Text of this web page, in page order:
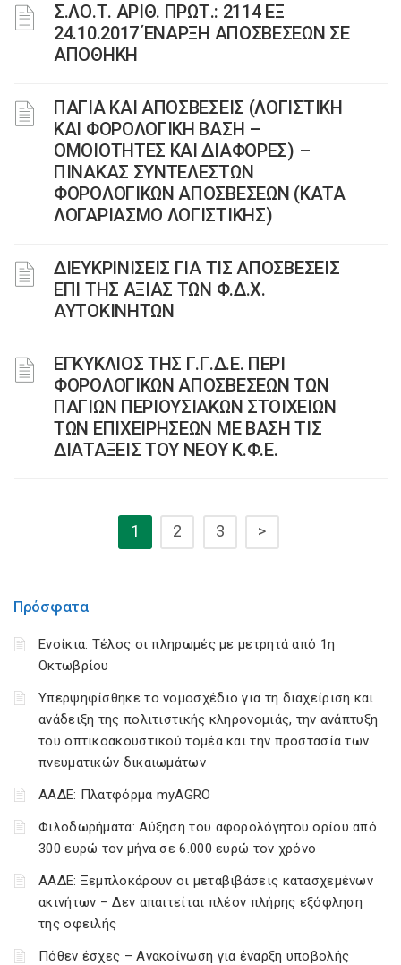
Σ.ΛΟ.Τ. ΑΡΙΘ. ΠΡΩΤ.: 2114 ΕΞ
24.10.2017 ΈΝΑΡΞΗ ΑΠΟΣΒΕΣΕΩΝ ΣΕ
ΑΠΟΘΗΚΗ
ΠΑΓΙΑ ΚΑΙ ΑΠΟΣΒΕΣΕΙΣ (ΛΟΓΙΣΤΙΚΗ
ΚΑΙ ΦΟΡΟΛΟΓΙΚΗ ΒΑΣΗ –
ΟΜΟΙΟΤΗΤΕΣ ΚΑΙ ΔΙΑΦΟΡΕΣ) –
ΠΙΝΑΚΑΣ ΣΥΝΤΕΛΕΣΤΩΝ
ΦΟΡΟΛΟΓΙΚΩΝ ΑΠΟΣΒΕΣΕΩΝ (ΚΑΤΑ
ΛΟΓΑΡΙΑΣΜΟ ΛΟΓΙΣΤΙΚΗΣ)
ΔΙΕΥΚΡΙΝΙΣΕΙΣ ΓΙΑ ΤΙΣ ΑΠΟΣΒΕΣΕΙΣ
ΕΠΙ ΤΗΣ ΑΞΙΑΣ ΤΩΝ Φ.Δ.Χ.
ΑΥΤΟΚΙΝΗΤΩΝ
ΕΓΚΥΚΛΙΟΣ ΤΗΣ Γ.Γ.Δ.Ε. ΠΕΡΙ
ΦΟΡΟΛΟΓΙΚΩΝ ΑΠΟΣΒΕΣΕΩΝ ΤΩΝ
ΠΑΓΙΩΝ ΠΕΡΙΟΥΣΙΑΚΩΝ ΣΤΟΙΧΕΙΩΝ
ΤΩΝ ΕΠΙΧΕΙΡΗΣΕΩΝ ΜΕ ΒΑΣΗ ΤΙΣ
ΔΙΑΤΑΞΕΙΣ ΤΟΥ ΝΕΟΥ Κ.Φ.Ε.
1 2 3 >
Πρόσφατα
Ενοίκια: Τέλος οι πληρωμές με μετρητά από 1η
Οκτωβρίου
Υπερψηφίσθηκε το νομοσχέδιο για τη διαχείριση και
ανάδειξη της πολιτιστικής κληρονομιάς, την ανάπτυξη
του οπτικοακουστικού τομέα και την προστασία των
πνευματικών δικαιωμάτων
ΑΑΔΕ: Πλατφόρμα myAGRO
Φιλοδωρήματα: Αύξηση του αφορολόγητου ορίου από
300 ευρώ τον μήνα σε 6.000 ευρώ τον χρόνο
ΑΑΔΕ: Ξεμπλοκάρουν οι μεταβιβάσεις κατασχεμένων
ακινήτων – Δεν απαιτείται πλέον πλήρης εξόφληση
της οφειλής
Πόθεν έσχες – Ανακοίνωση για έναρξη υποβολής